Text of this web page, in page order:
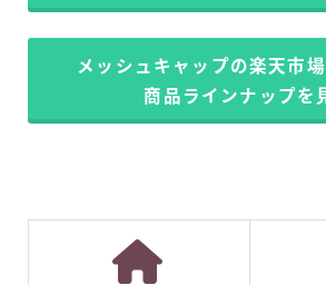
メッシュキャップの楽天市
商品ラインナップを